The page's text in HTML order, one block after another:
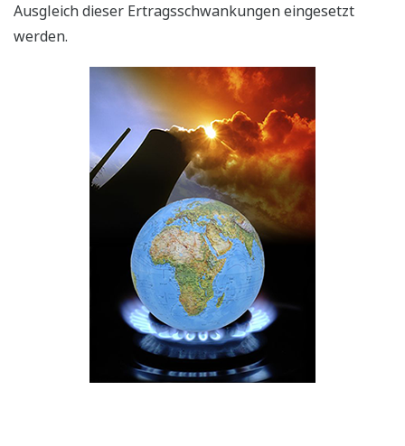
Ausgleich dieser Ertragsschwankungen eingesetzt
werden.